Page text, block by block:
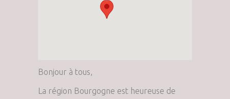
Bonjour à tous,
La région Bourgogne est heureuse de